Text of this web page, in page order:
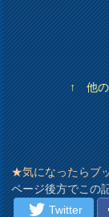
↑ 他の
★気になったらブ
ページ後方でこの
Twitter